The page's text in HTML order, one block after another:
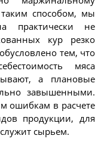
таким способом, мы
практически не
кур резко
тем, что
мяса
а плановые
завышенными.
ошибкам в расчете
продукции, для
сырьем.